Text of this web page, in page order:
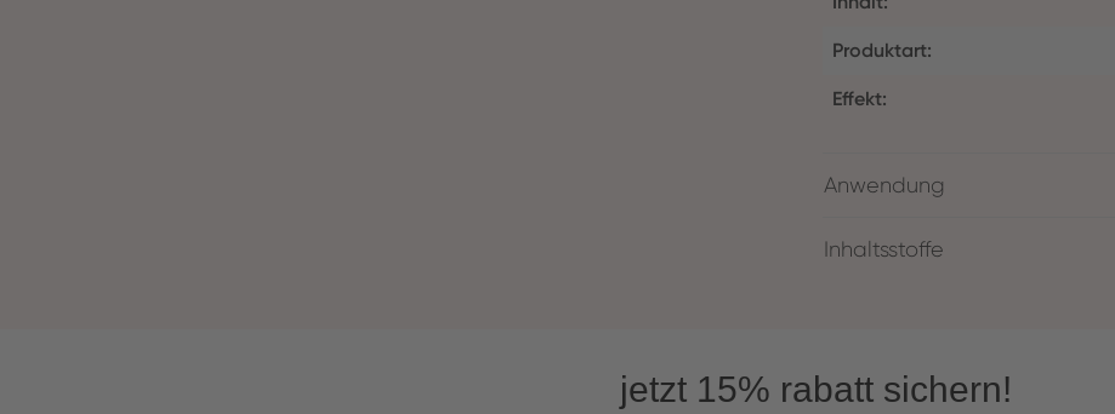
Produktart:
Effekt:
Anwendung
Inhaltsstoffe
jetzt 15% rabatt sichern!